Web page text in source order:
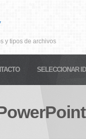
y tipos de archivos
SELECCIONAR